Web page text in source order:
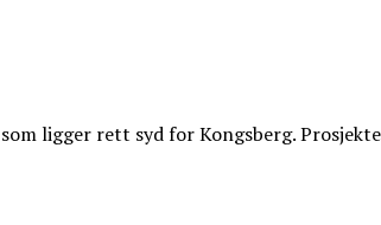
ligger rett syd for Kongsberg.